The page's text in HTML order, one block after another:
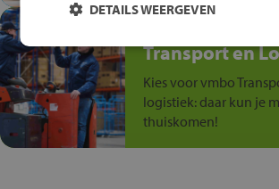
Transport en
Kies voor vmbo
logistiek: daar kun je
thuiskomen!
DETAILS WEERGEVEN